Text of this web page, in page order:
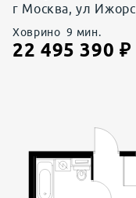
г Москва, ул
Ховрино 9 мин.
22 495 390 ₽